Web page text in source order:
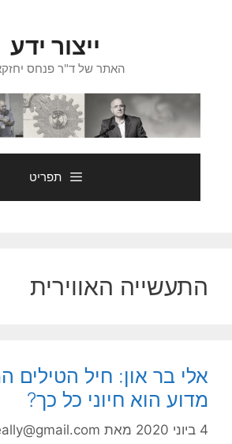
ייצור ידע
האתר של ד"ר פנחס
תפריט
התעשייה האווירית
אלי בר און: חיל הטילים
מדוע הוא חיוני כל כך?
4 ביוני 2020 מאת